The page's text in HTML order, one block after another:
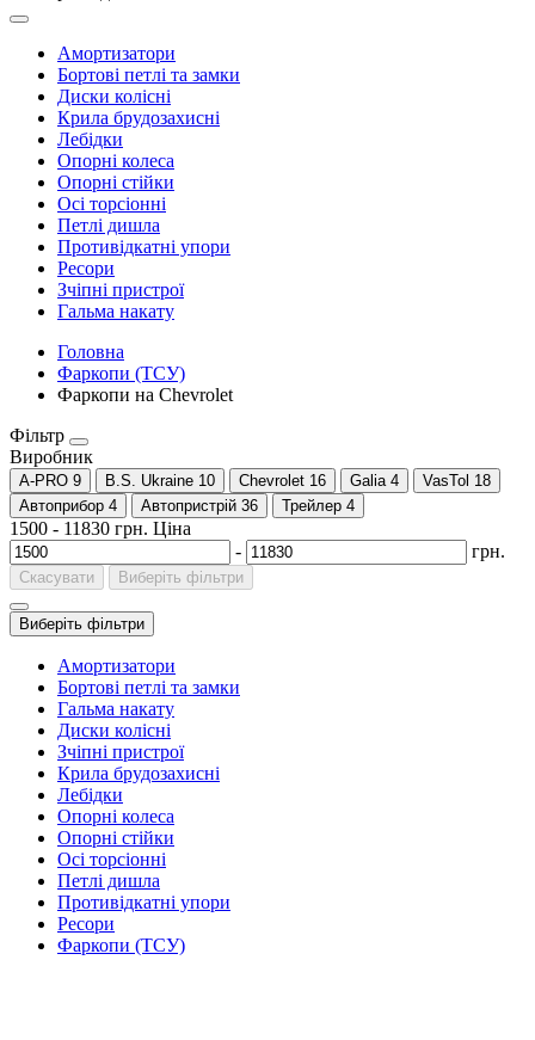
Амортизатори
Бортові петлі та замки
Диски колісні
Крила брудозахисні
Лебідки
Опорні колеса
Опорні стійки
Осі торсіонні
Петлі дишла
Противідкатні упори
Ресори
Зчіпні пристрої
Гальма накату
Головна
Фаркопи (ТСУ)
Фаркопи на Chevrolet
Фільтр
Виробник
A-PRO 9 B.S. Ukraine 10 Chevrolet 16 Galia 4 VasTol 18
Автоприбор 4 Автопристрій 36 Трейлер 4
1500 - 11830 грн. Ціна
-
грн.
Скасувати Виберіть фільтри
Виберіть фільтри
Амортизатори
Бортові петлі та замки
Гальма накату
Диски колісні
Зчіпні пристрої
Крила брудозахисні
Лебідки
Опорні колеса
Опорні стійки
Осі торсіонні
Петлі дишла
Противідкатні упори
Ресори
Фаркопи (ТСУ)